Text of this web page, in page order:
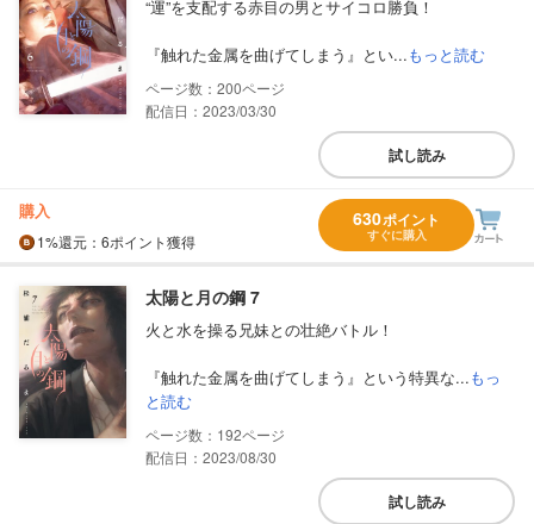
“運”を支配する赤目の男とサイコロ勝負！
『触れた金属を曲げてしまう』とい...もっと読む
200
配信日：2023/03/30
試し読み
購入
1%還元 ：6ポイント獲得
630ポイント
すぐに購入
太陽と月の鋼 7
火と水を操る兄妹との壮絶バトル！
『触れた金属を曲げてしまう』という特異な...もっ
と読む
192
配信日：2023/08/30
試し読み